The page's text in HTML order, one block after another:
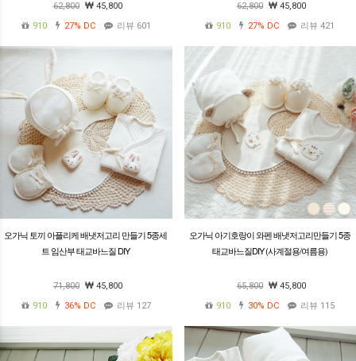
62,800
45,800
910
27% DC 리뷰 601
62,800
45,800
910
27% DC 리뷰 421
오가닉 토끼 아플리케 배냇저고리 만들기 5종세
트 임산부 태교바느질 DIY
71,800
45,800
910
36% DC 리뷰 127
오가닉 아기호랑이 와펜 배냇저고리만들기 5종
태교바느질DIY (사계절용/여름용)
65,800
45,800
910
30% DC 리뷰 115